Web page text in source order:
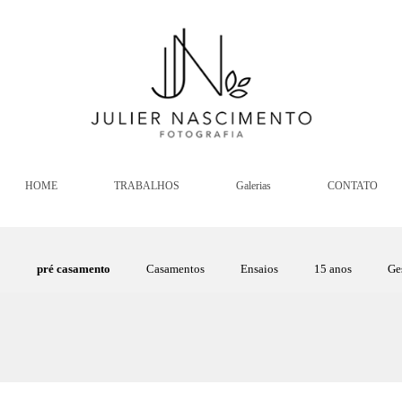
HOME TRABALHOS Galerias CONTATO
pré casamento Casamentos Ensaios 15 anos